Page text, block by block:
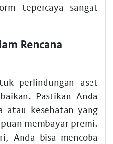
tepercaya sangat
Rencana
perlindungan aset
Pastikan Anda
atau kesehatan yang
membayar premi.
Anda bisa mencoba